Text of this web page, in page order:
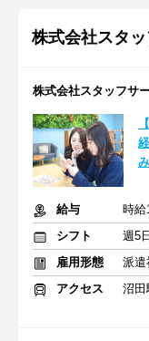
株式会社スタ
株式会社スタッフサ
給与
時給
シフト
週5
雇用形態
派遣
アクセス
沼田